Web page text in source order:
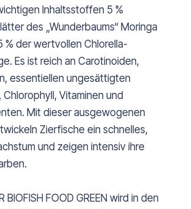
Inhaltsstoffen 5 %
des „Wunderbaums“ Moringa
% der wertvollen Chlorella-
Es ist reich an Carotinoiden,
essentiellen ungesättigten
Chlorophyll, Vitaminen und
Mit dieser ausgewogenen
Zierfische ein schnelles,
und zeigen intensiv ihre
BIOFISH FOOD GREEN wird in den